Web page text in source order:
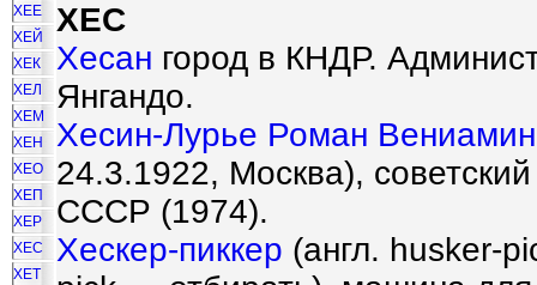
ХЕЕ
ХЕЙ
ХЕК
ХЕЛ
ХЕМ
ХЕН
ХЕО
ХЕП
ХЕР
ХЕС
ХЕТ
ХЕС
Хесан город в КНДР.
Янгандо.
Хесин-Лурье Роман
24.3.1922, Москва),
СССР (1974).
Хескер-пиккер (англ. husker-